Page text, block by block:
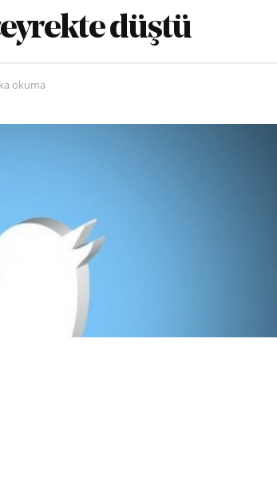
düştü
okuma